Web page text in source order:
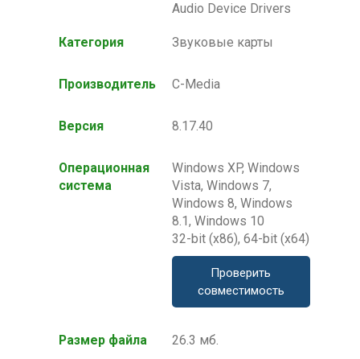
Audio Device Drivers
Категория Звуковые карты
Производитель C-Media
Версия 8.17.40
Операционная
система
Windows XP, Windows
Vista, Windows 7,
Windows 8, Windows
8.1, Windows 10
32-bit (x86), 64-bit (x64)
Проверить
совместимость
Размер файла 26.3 мб.